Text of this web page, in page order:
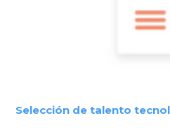
Selección de talento